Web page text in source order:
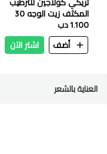
تريكي كولاجين للترطيب
المكثف زيت الوجه 30
مل
1.100 دب
أضف
اشتر الآن
العناية بالشعر